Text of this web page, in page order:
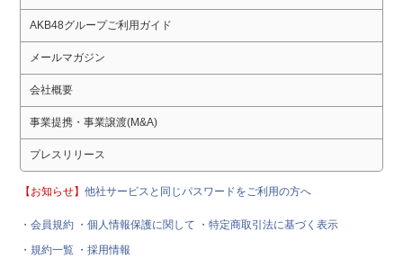
AKB48グループご利用ガイド
メールマガジン
会社概要
事業提携・事業譲渡(M&A)
プレスリリース
【お知らせ】他社サービスと同じパスワードをご利用の方へ
・会員規約 ・個人情報保護に関して
・特定商取引法に基づく表示
・規約一覧 ・採用情報